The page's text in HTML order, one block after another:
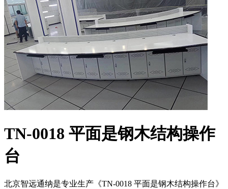
TN-0018 平面是钢木结构操作
台
北京智远通纳是专业生产《TN-0018 平面是钢木结构操作台》